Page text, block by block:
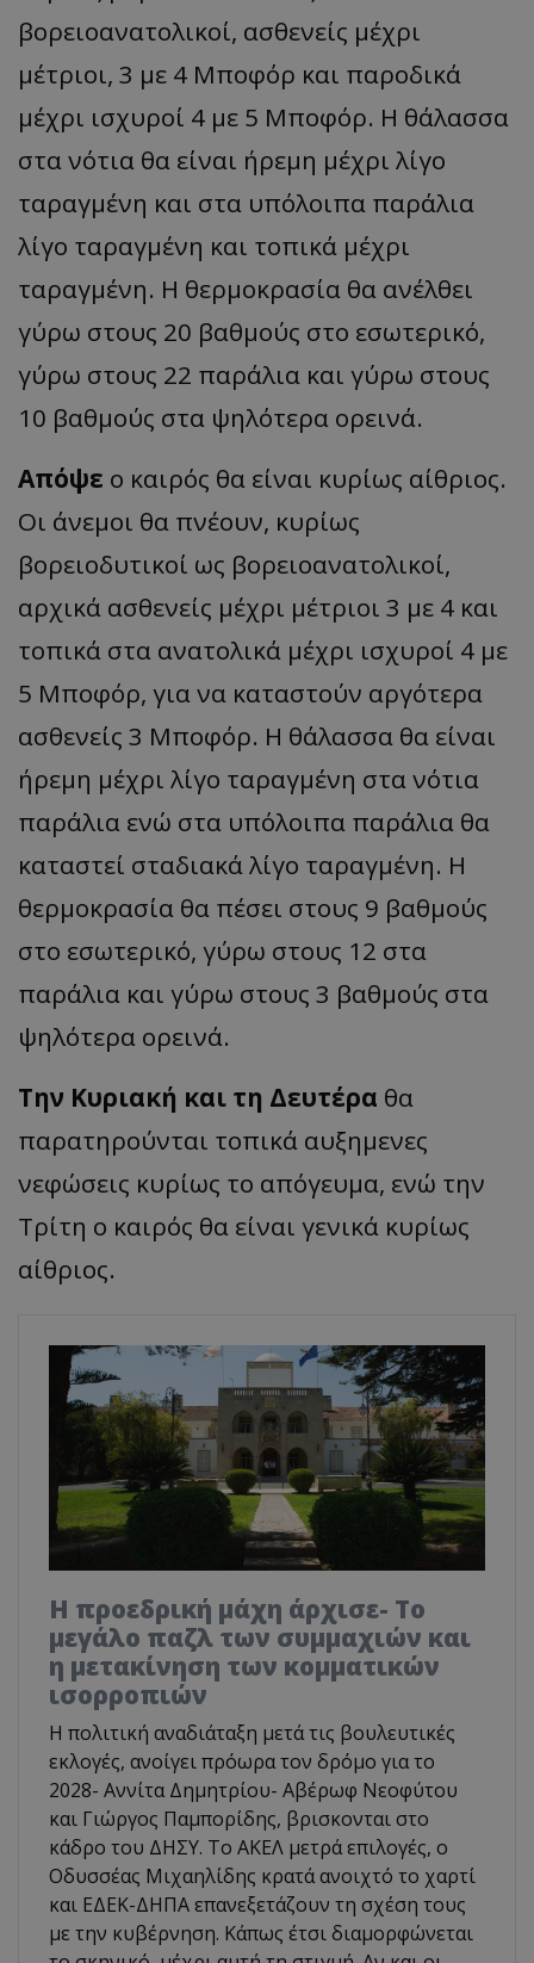
βορειοανατολικοί, ασθενείς μέχρι
μέτριοι, 3 με 4 Μποφόρ και παροδικά
μέχρι ισχυροί 4 με 5 Μποφόρ. Η θάλασσα
στα νότια θα είναι ήρεμη μέχρι λίγο
ταραγμένη και στα υπόλοιπα παράλια
λίγο ταραγμένη και τοπικά μέχρι
ταραγμένη. Η θερμοκρασία θα ανέλθει
γύρω στους 20 βαθμούς στο εσωτερικό,
γύρω στους 22 παράλια και γύρω στους
10 βαθμούς στα ψηλότερα ορεινά.
Απόψε ο καιρός θα είναι κυρίως αίθριος.
Οι άνεμοι θα πνέουν, κυρίως
βορειοδυτικοί ως βορειοανατολικοί,
αρχικά ασθενείς μέχρι μέτριοι 3 με 4 και
τοπικά στα ανατολικά μέχρι ισχυροί 4 με
5 Μποφόρ, για να καταστούν αργότερα
ασθενείς 3 Μποφόρ. Η θάλασσα θα είναι
ήρεμη μέχρι λίγο ταραγμένη στα νότια
παράλια ενώ στα υπόλοιπα παράλια θα
καταστεί σταδιακά λίγο ταραγμένη. Η
θερμοκρασία θα πέσει στους 9 βαθμούς
στο εσωτερικό, γύρω στους 12 στα
παράλια και γύρω στους 3 βαθμούς στα
ψηλότερα ορεινά.
Την Κυριακή και τη Δευτέρα θα
παρατηρούνται τοπικά αυξημενες
νεφώσεις κυρίως το απόγευμα, ενώ την
Τρίτη ο καιρός θα είναι γενικά κυρίως
αίθριος.
Η προεδρική μάχη άρχισε- Το
μεγάλο παζλ των συμμαχιών και
η μετακίνηση των κομματικών
ισορροπιών
Η πολιτική αναδιάταξη μετά τις βουλευτικές
εκλογές, ανοίγει πρόωρα τον δρόμο για το
2028- Αννίτα Δημητρίου- Αβέρωφ Νεοφύτου
και Γιώργος Παμπορίδης, βρισκονται στο
κάδρο του ΔΗΣΥ. Το ΑΚΕΛ μετρά επιλογές, ο
Οδυσσέας Μιχαηλίδης κρατά ανοιχτό το χαρτί
και ΕΔΕΚ-ΔΗΠΑ επανεξετάζουν τη σχέση τους
με την κυβέρνηση. Κάπως έτσι διαμορφώνεται